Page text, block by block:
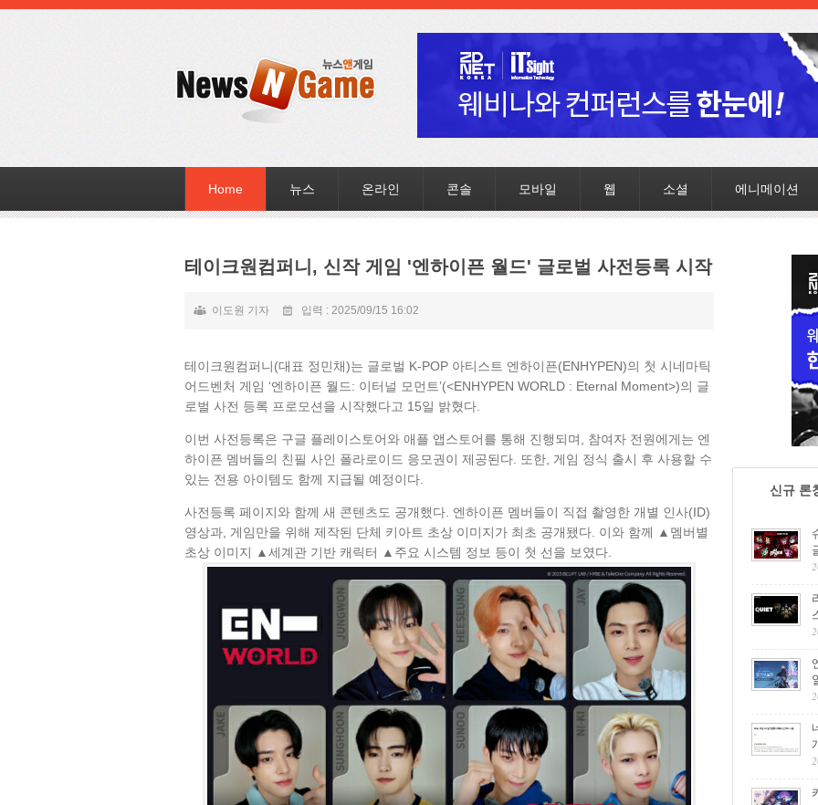
Home 뉴스 온라인 콘솔 모바일 웹 소셜 에니메이션
테이크원컴퍼니, 신작 게임 '엔하이픈 월드' 글로벌 사전등록 시작
이도원 기자 입력 : 2025/09/15 16:02
테이크원컴퍼니(대표 정민채)는 글로벌 K-POP 아티스트 엔하이픈(ENHYPEN)의 첫 시네마틱
어드벤처 게임 ‘엔하이픈 월드: 이터널 모먼트’(<ENHYPEN WORLD : Eternal Moment>)의 글
로벌 사전 등록 프로모션을 시작했다고 15일 밝혔다.
이번 사전등록은 구글 플레이스토어와 애플 앱스토어를 통해 진행되며, 참여자 전원에게는 엔
하이픈 멤버들의 친필 사인 폴라로이드 응모권이 제공된다. 또한, 게임 정식 출시 후 사용할 수
있는 전용 아이템도 함께 지급될 예정이다.
사전등록 페이지와 함께 새 콘텐츠도 공개했다. 엔하이픈 멤버들이 직접 촬영한 개별 인사(ID)
영상과, 게임만을 위해 제작된 단체 키아트 초상 이미지가 최초 공개됐다. 이와 함께 ▲멤버별
초상 이미지 ▲세계관 기반 캐릭터 ▲주요 시스템 정보 등이 첫 선을 보였다.
신규 론